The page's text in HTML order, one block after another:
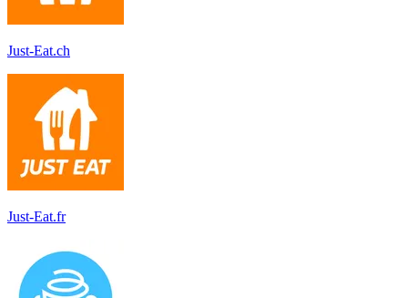
Just-Eat.ch
Just-Eat.fr